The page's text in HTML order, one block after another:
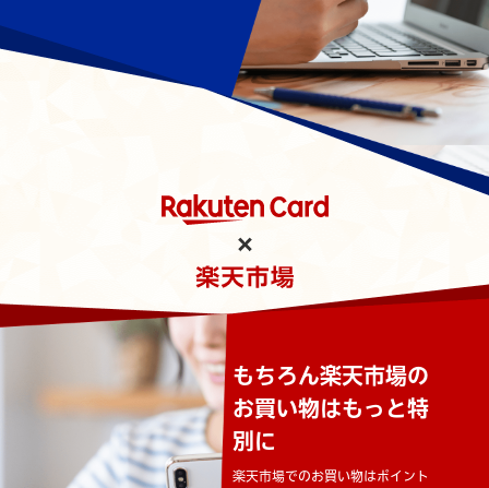
もちろん楽天市場の
お買い物はもっと特
別に
楽天市場でのお買い物はポイント